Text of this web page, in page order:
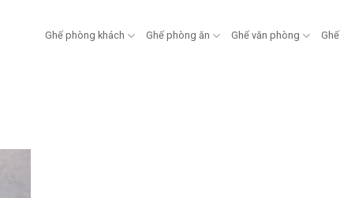
Ghế phòng khách Ghế phòng ăn Ghế văn phòng